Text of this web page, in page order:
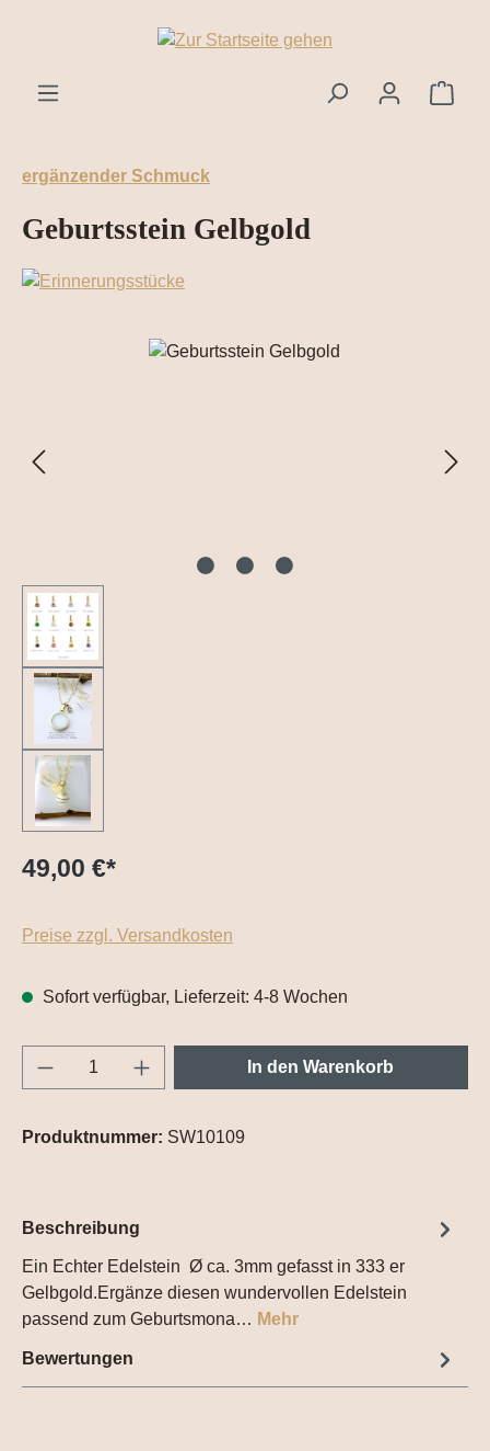
Zum Hauptinhalt springen
ergänzender Schmuck
Geburtsstein Gelbgold
Bildergalerie überspringen
49,00 €*
Preise zzgl. Versandkosten
Sofort verfügbar, Lieferzeit: 4-8 Wochen
Produkt Anzahl: Gib den gewünschten
In den Warenkorb
Produktnummer: SW10109
Beschreibung
Ein Echter Edelstein Ø ca. 3mm gefasst in 333 er
Gelbgold.Ergänze diesen wundervollen Edelstein
passend zum Geburtsmona… Mehr
Bewertungen